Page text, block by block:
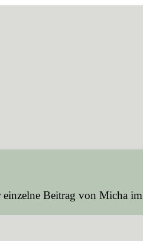
Beitrag von Micha